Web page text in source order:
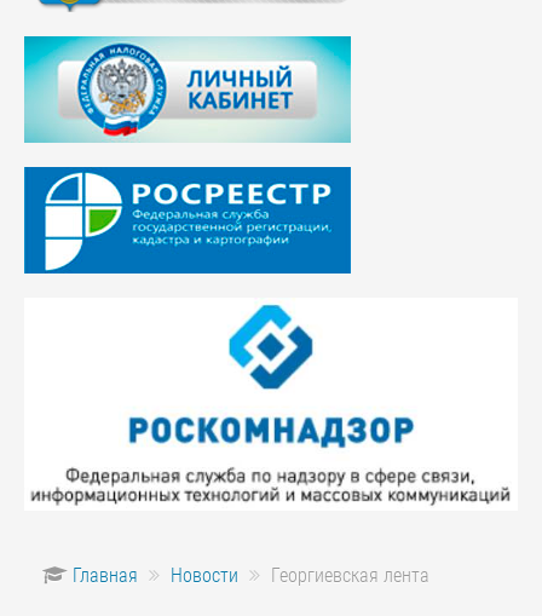
Главная Новости Георгиевская лента